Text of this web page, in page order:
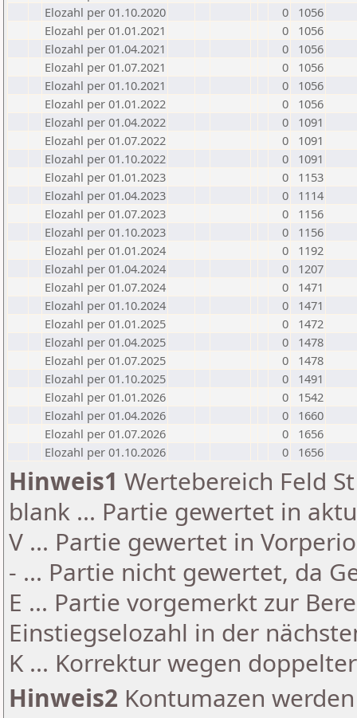
Elozahl per 01.10.2020
0
1056
Elozahl per 01.01.2021
0
1056
Elozahl per 01.04.2021
0
1056
Elozahl per 01.07.2021
0
1056
Elozahl per 01.10.2021
0
1056
Elozahl per 01.01.2022
0
1056
Elozahl per 01.04.2022
0
1091
Elozahl per 01.07.2022
0
1091
Elozahl per 01.10.2022
0
1091
Elozahl per 01.01.2023
0
1153
Elozahl per 01.04.2023
0
1114
Elozahl per 01.07.2023
0
1156
Elozahl per 01.10.2023
0
1156
Elozahl per 01.01.2024
0
1192
Elozahl per 01.04.2024
0
1207
Elozahl per 01.07.2024
0
1471
Elozahl per 01.10.2024
0
1471
Elozahl per 01.01.2025
0
1472
Elozahl per 01.04.2025
0
1478
Elozahl per 01.07.2025
0
1478
Elozahl per 01.10.2025
0
1491
Elozahl per 01.01.2026
0
1542
Elozahl per 01.04.2026
0
1660
Elozahl per 01.07.2026
0
1656
Elozahl per 01.10.2026
0 1656
Hinweis1 Wertebereich Feld
blank ... Partie gewertet in
V ... Partie gewertet in
- ... Partie nicht gewertet, da
E ... Partie vorgemerkt zur
Einstiegselozahl in der
K ... Korrektur wegen
Hinweis2 Kontumazen